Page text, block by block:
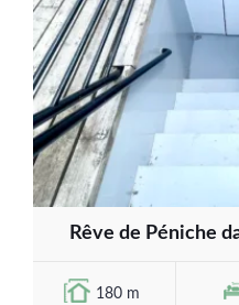
Rêve de Péniche
180 m